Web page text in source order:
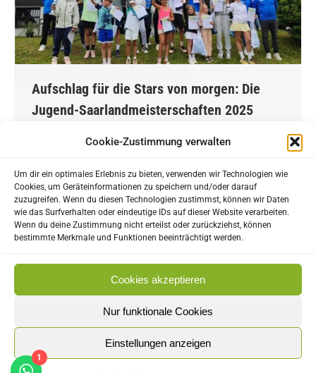
Cookie-Zustimmung verwalten
Um dir ein optimales Erlebnis zu bieten, verwenden wir Technologien wie
Cookies, um Geräteinformationen zu speichern und/oder darauf
zuzugreifen. Wenn du diesen Technologien zustimmst, können wir Daten
wie das Surfverhalten oder eindeutige IDs auf dieser Website verarbeiten.
Wenn du deine Zustimmung nicht erteilst oder zurückziehst, können
bestimmte Merkmale und Funktionen beeinträchtigt werden.
Cookies akzeptieren
Nur funktionale Cookies
Einstellungen anzeigen
Aufschlag für die Stars von morgen: Die
Jugend-Saarlandmeisterschaften 2025
5. bis zum 15. Juni 2025 verwandelt sich die
Anlage des TC Schwarz-Weiss Merzig in das
Zentrum des saarländischen Jugendtennis. Ein
Bericht des saarländischen Tennisbundes –
ganzen Saarland und teilweise auch aus den
benachbarten Bundesländern treten an, um in den
Altersklassen…
1